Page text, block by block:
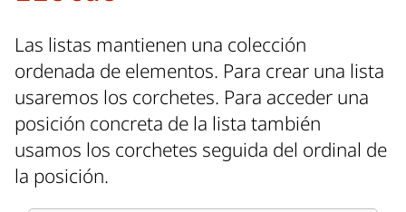
Las listas mantienen una colección
ordenada de elementos. Para crear una lista
usaremos los corchetes. Para acceder una
posición concreta de la lista también
usamos los corchetes seguida del ordinal de
la posición.